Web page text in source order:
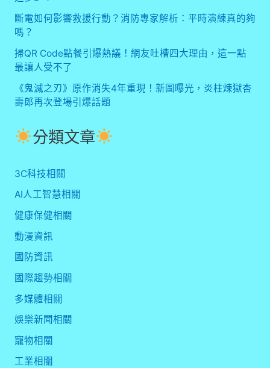
斷電如何影響救援行動？消防專家解析：平時演練真的夠
嗎？
掃QR Code點餐引爆熱議！網友吐槽四大理由，這一點
最讓人受不了
《鬼滅之刃》原作消失4年重現！新圖曝光，炎柱煉獄杏
壽郎再次登場引爆話題
分類文章
3C科技相關
AI人工智慧相關
健康保健相關
動漫資訊
國防資訊
國際趨勢相關
多媒體相關
娛樂新聞相關
寵物相關
工業相關